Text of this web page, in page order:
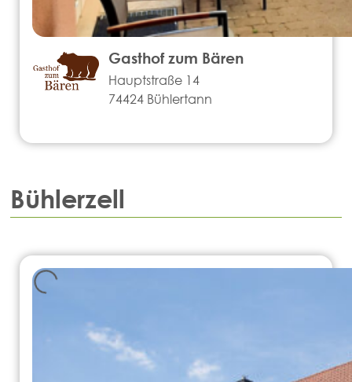
Gasthof zum Bären
Hauptstraße 14
74424 Bühlertann
Bühlerzell